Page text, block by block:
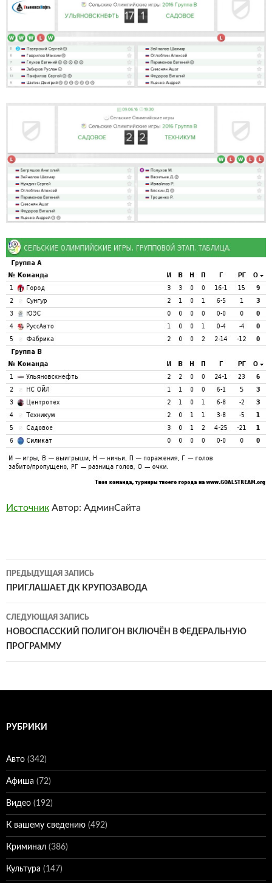
Источник Автор: АдминСайта
Навигация
по
записям
ПРЕДЫДУЩАЯ ЗАПИСЬ
ПРИГЛАШАЕТ ДК КРУПОЗАВОДА
СЛЕДУЮЩАЯ ЗАПИСЬ
НОВОСПАССКИЙ ПОЛИГОН ВКЛЮЧЁН В ФЕДЕРАЛЬНУЮ
ПРОГРАММУ
РУБРИКИ
Авто (342)
Афиша (72)
Видео (192)
К вашему сведению (492)
Криминал (386)
Культура (147)